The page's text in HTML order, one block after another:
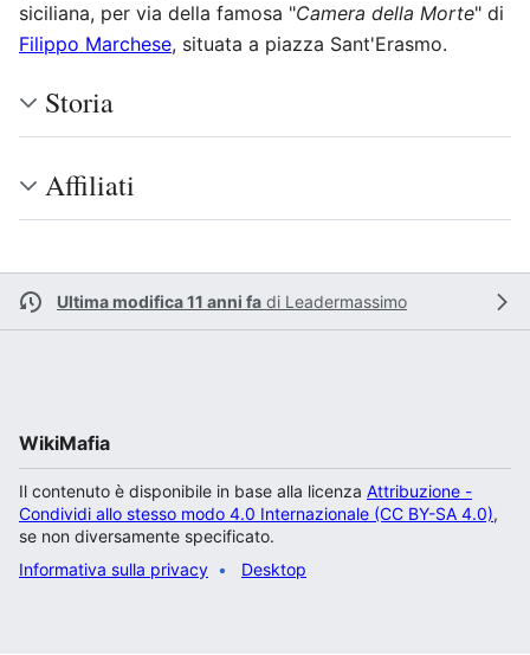
siciliana, per via della famosa "Camera della Morte" di
Filippo Marchese, situata a piazza Sant'Erasmo.
Storia
Affiliati
Ultima modifica 11 anni fa di Leadermassimo
WikiMafia
Il contenuto è disponibile in base alla licenza Attribuzione -
Condividi allo stesso modo 4.0 Internazionale (CC BY-SA 4.0),
se non diversamente specificato.
Informativa sulla privacy
Desktop